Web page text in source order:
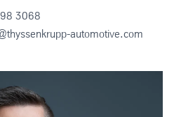
3068
automotive.com